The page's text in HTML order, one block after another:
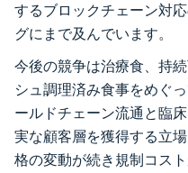
するブロックチェーン対
グにまで及んでいます。
今後の競争は治療食、持
シュ調理済み食事をめぐ
ールドチェーン流通と臨
実な顧客層を獲得する立
格の変動が続き規制コス